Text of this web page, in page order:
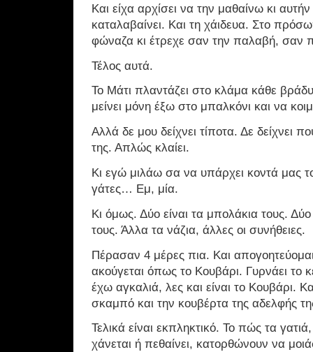
Και είχα αρχίσει να την μαθαίνω κι
καταλαβαίνει. Και τη χάιδευα. Στο
φώναζα κι έτρεχε σαν την παλαβή, σαν
Τέλος αυτά.
Το Μάτι πλαντάζει στο κλάμα κάθε
μείνει μόνη έξω στο μπαλκόνι και να
Αλλά δε μου δείχνει τίποτα. Δε δείχνει
της. Απλώς κλαίει.
Κι εγώ μιλάω σα να υπάρχει κοντά μας
γάτες… Εμ, μία.
Κι όμως. Δύο είναι τα μπολάκια τους.
τους. Άλλα τα νάζια, άλλες οι συνήθειες.
Πέρασαν 4 μέρες πια. Και
ακούγεται όπως το Κουβάρι. Γυρνάει το
έχω αγκαλιά, λες και είναι το Κουβάρι.
σκαμπό και την κουβέρτα της αδελφής
Τελικά είναι εκπληκτικό. Το πώς τα
χάνεται ή πεθαίνει, κατορθώνουν να